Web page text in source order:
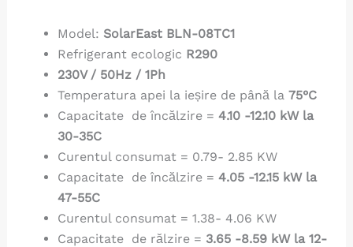
Model: SolarEast BLN-08TC1
Refrigerant ecologic R290
230V / 50Hz / 1Ph
Temperatura apei la ieșire de până la 75°C
Capacitate de încălzire = 4.10 -12.10 kW la
30-35C
Curentul consumat = 0.79- 2.85 KW
Capacitate de încălzire = 4.05 -12.15 kW la
47-55C
Curentul consumat = 1.38- 4.06 KW
Capacitate de rălzire = 3.65 -8.59 kW la 12-